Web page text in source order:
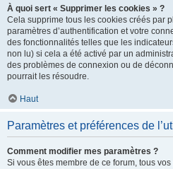
À quoi sert « Supprimer les cookies » ?
Cela supprime tous les cookies créés par
paramètres d’authentification et votre
des fonctionnalités telles que les
non lu) si cela a été activé par un
des problèmes de connexion ou de
pourrait les résoudre.
Haut
Paramètres et préférences de
Comment modifier mes paramètres ?
Si vous êtes membre de ce forum, tous